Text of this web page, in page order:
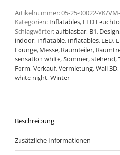
Artikelnummer:05-25-00022-VK/
Kategorien: Inflatables, LED
Schlagwörter:aufblasbar, B1, Design,
indoor, Inflatable, Inflatables, LED,
Lounge, Messe, Raumteiler,
sensation white,Sommer,stehend,
Form,Verkauf,Vermietung,Wall 3D,
white night,Winter
Beschreibung
Zusätzliche Informationen